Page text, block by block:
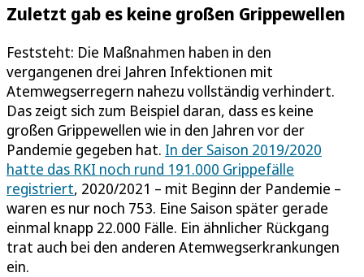
Zuletzt gab es keine großen Grippewellen
Feststeht: Die Maßnahmen haben in den
vergangenen drei Jahren Infektionen mit
Atemwegserregern nahezu vollständig verhindert.
Das zeigt sich zum Beispiel daran, dass es keine
großen Grippewellen wie in den Jahren vor der
Pandemie gegeben hat. In der Saison 2019/2020
hatte das RKI noch rund 191.000 Grippefälle
registriert, 2020/2021 – mit Beginn der Pandemie –
waren es nur noch 753. Eine Saison später gerade
einmal knapp 22.000 Fälle. Ein ähnlicher Rückgang
trat auch bei den anderen Atemwegserkrankungen
ein.